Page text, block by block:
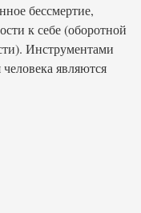
бессмертие,
к себе (оборотной
Инструментами
являются